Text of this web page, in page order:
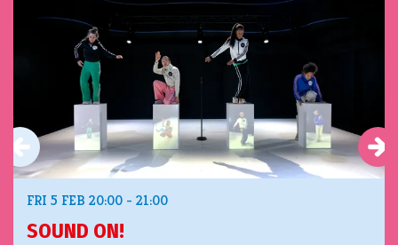
SOUND ON!
FRI 5 FEB 20:00 - 21:00